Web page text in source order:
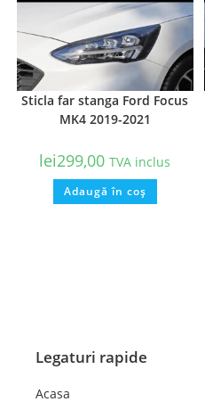
Sticla far stanga Ford Focus
MK4 2019-2021
lei299,00 TVA inclus
Adaugă în coș
Legaturi rapide
Acasa